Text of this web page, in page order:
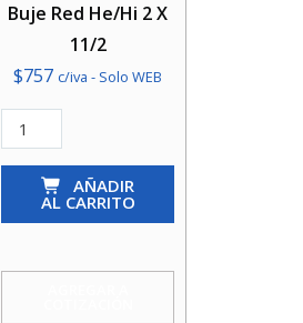
Buje Red He/Hi 2 X
11/2
$757 c/iva - Solo WEB
Buje
Red
He/Hi
11/2
AÑADIR
AL CARRITO